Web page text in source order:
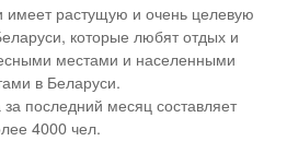
имеет растущую и очень целевую
которые любят отдых и
местами и населенными
в Беларуси.
последний месяц составляет
4000 чел.